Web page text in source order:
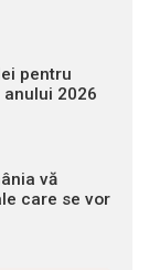
pentru
2026
vă
care se vor